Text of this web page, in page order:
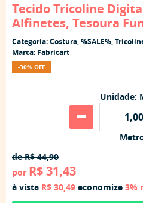
Tecido Tricoline
Alfinetes, Tesoura
Categoria:Costura,%SALE%,
Marca: Fabricart
-30% OFF
Unidade:
de R$ 44,90
por R$ 31,43
à vista R$ 30,49 economize 3%